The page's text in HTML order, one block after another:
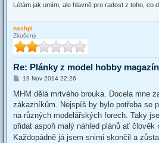
Létám jak umím, ale hlavně pro radost z toho, co
hashpi
Zkušený
Re: Plánky z model hobby
P
s
19 Nov 2014 22:26
MHM dělá mrtvého brouka. Docela mne
zákazníkům. Nejspíš by bylo potřeba se
na různých modelářských forech. Taky
přidat aspoň malý náhled plánů ať člověk
Každopádně já jsem snimi skončil a